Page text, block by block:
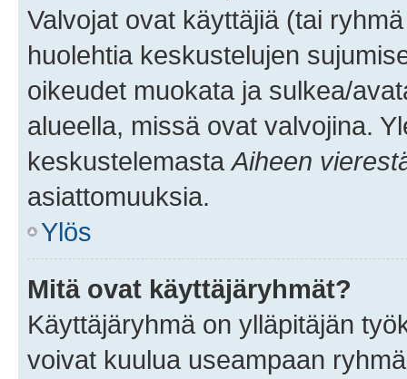
Valvojat ovat käyttäjiä (tai
huolehtia keskustelujen
oikeudet muokata ja sulkea/
alueella, missä ovat valvojina.
keskustelemasta Aiheen
asiattomuuksia.
Ylös
Mitä ovat käyttäjäryhmät?
Käyttäjäryhmä on ylläpitäjän
voivat kuulua useampaan